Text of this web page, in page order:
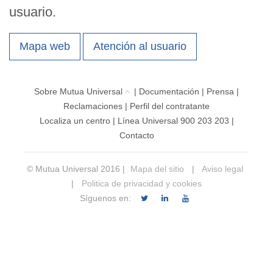
usuario.
Mapa web Atención al usuario
Sobre Mutua Universal | Documentación | Prensa |
Reclamaciones | Perfil del contratante
Localiza un centro| Línea Universal 900 203 203 |
Contacto
© Mutua Universal 2016 | Mapa del sitio |
Aviso legal
|
Politica de privacidad y cookies
Síguenos en: